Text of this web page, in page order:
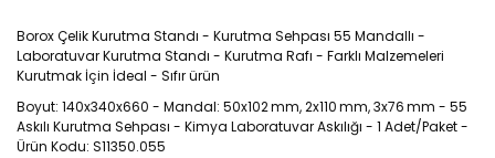
Borox Çelik Kurutma Standı - Kurutma Sehpası 55 Mandallı -
Laboratuvar Kurutma Standı - Kurutma Rafı - Farklı Malzemeleri
Kurutmak İçin İdeal - Sıfır ürün
Boyut: 140x340x660 - Mandal: 50x102 mm, 2x110 mm, 3x76 mm - 55
Askılı Kurutma Sehpası - Kimya Laboratuvar Askılığı - 1 Adet/Paket -
Ürün Kodu: S11350.055